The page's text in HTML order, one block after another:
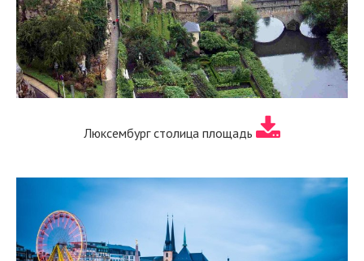
Люксембург столица площадь